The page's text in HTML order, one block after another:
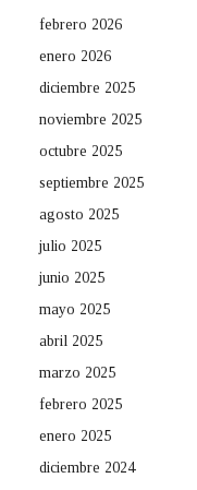
febrero 2026
enero 2026
diciembre 2025
noviembre 2025
octubre 2025
septiembre 2025
agosto 2025
julio 2025
junio 2025
mayo 2025
abril 2025
marzo 2025
febrero 2025
enero 2025
diciembre 2024